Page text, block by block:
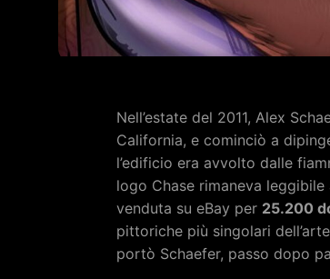
Nell’estate del 2011, Alex
California, e cominciò a
l’edificio era avvolto dalle
logo Chase rimaneva
venduta su eBay per 25.200
pittoriche più singolari
portò Schaefer, passo dopo